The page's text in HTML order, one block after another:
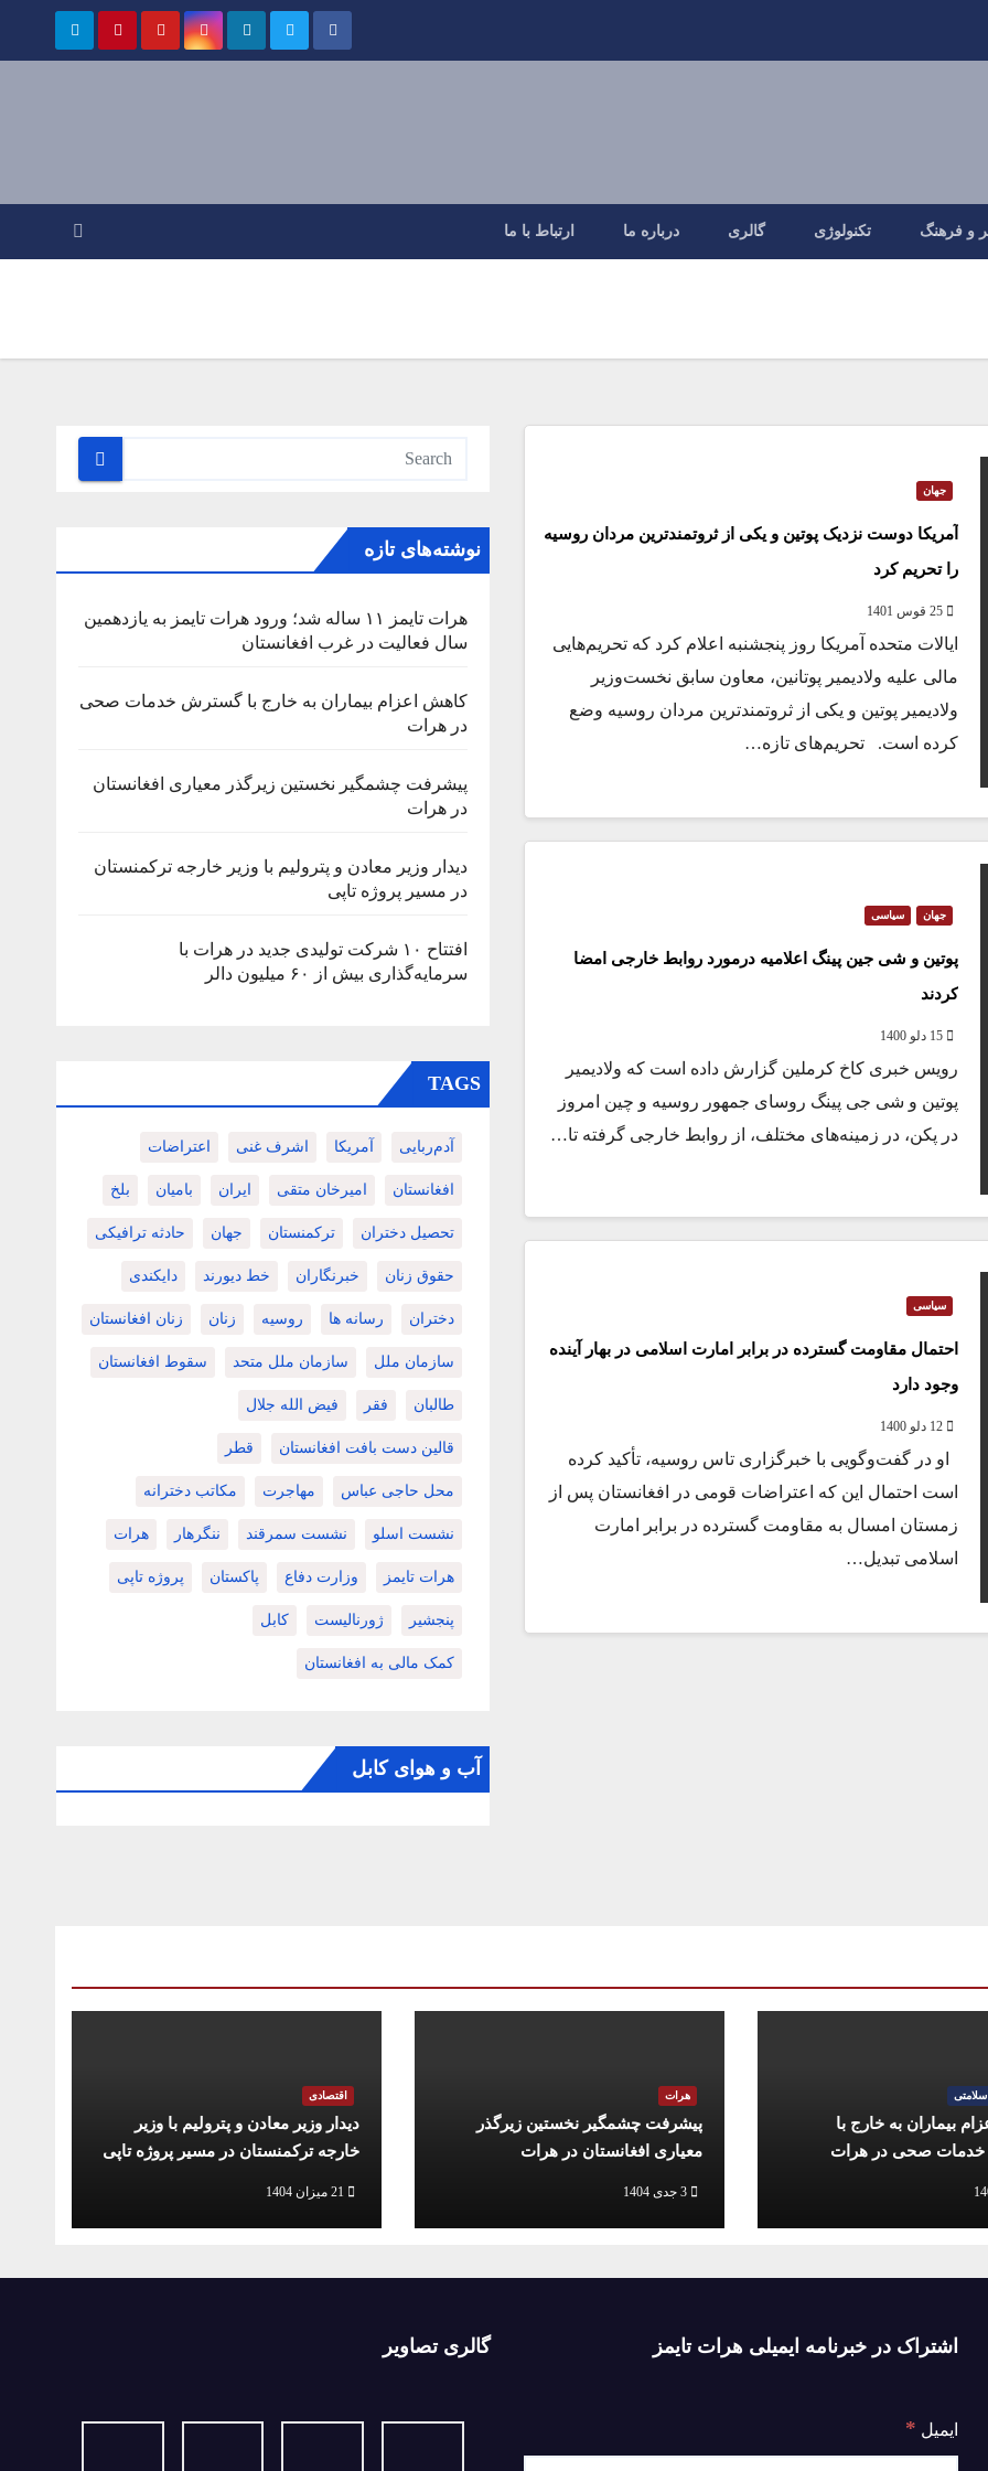
و فرهنگ تکنولوژی گالری درباره ما ارتباط با ما
جهان
آمریکا دوست نزدیک پوتین و یکی از ثروتمند‌ترین مردان روسیه
را تحریم کرد
25 قوس 1401
ایالات متحده آمریکا روز پنجشنبه اعلام کرد که تحریم‌هایی
مالی علیه ولادیمیر پوتانین، معاون سابق نخست‌وزیر
ولادیمیر پوتین و یکی از ثروتمندترین مردان روسیه وضع
کرده است. تحریم‌های تازه…
جهان سیاسی
پوتین و شی جین پینگ اعلامیه درمورد روابط خارجی امضا
کردند
15 دلو 1400
رویس خبری کاخ کرملین گزارش داده است که ولادیمیر
پوتین و شی جی پینگ روسای جمهور روسیه و چین امروز
در پکن، در زمینه‌های مختلف، از روابط خارجی گرفته تا…
سیاسی
احتمال مقاومت گسترده در برابر امارت اسلامی در بهار آینده
وجود دارد
12 دلو 1400
او در گفت‌وگویی با خبرگزاری تاس روسیه، تأکید کرده
است احتمال این که اعتراضات قومی در افغانستان پس از
زمستان امسال به مقاومت گسترده در برابر امارت
اسلامی تبدیل…
نوشته‌های تازه
هرات تایمز ۱۱ ساله شد؛ ورود هرات تایمز به یازدهمین
سال فعالیت در غرب افغانستان
کاهش اعزام بیماران به خارج با گسترش خدمات صحی
در هرات
پیشرفت چشمگیر نخستین زیرگذر معیاری افغانستان
در هرات
دیدار وزیر معادن و پترولیم با وزیر خارجه ترکمنستان
در مسیر پروژه تاپی
افتتاح ۱۰ شرکت تولیدی جدید در هرات با
سرمایه‌گذاری بیش از ۶۰ میلیون دالر
TAGS
آدم‌ربایی آمریکا اشرف غنی اعتراضات
افغانستان امیرخان متقی ایران بامیان بلخ
تحصیل دختران ترکمنستان جهان حادثه ترافیکی
حقوق زنان خبرنگاران خط دیورند دایکندی
دختران رسانه ها روسیه زنان زنان افغانستان
سازمان ملل سازمان ملل متحد سقوط افغانستان
طالبان فقر فیض الله جلال
قالین دست بافت افغانستان قطر
محل حاجی عباس مهاجرت مکاتب دخترانه
نشست اسلو نشست سمرقند ننگرهار هرات
هرات تایمز وزارت دفاع پاکستان پروژه تاپی
پنجشیر ژورنالیست کابل
کمک مالی به افغانستان
آب و هوای کابل
بیماران به خارج با
صحی در هرات
هرات
پیشرفت چشمگیر نخستین زیرگذر
معیاری افغانستان در هرات
3 جدی 1404
اقتصادی
دیدار وزیر معادن و پترولیم با وزیر
خارجه ترکمنستان در مسیر پروژه تاپی
21 میزان 1404
اشتراک در خبرنامه ایمیلی هرات تایمز
ایمیل *
گالری تصاویر